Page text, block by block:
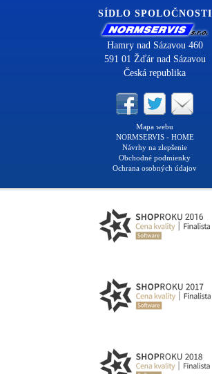
SÍDLO SPOLOČNOSTI
Hamry nad Sázavou 460
591 01 Žďár nad Sázavou
Česká republika
Mapa webu
NORMSERVIS - HOME
Návrhy na zlepšenie
Obchodné podmienky
Ochrana osobných údajov